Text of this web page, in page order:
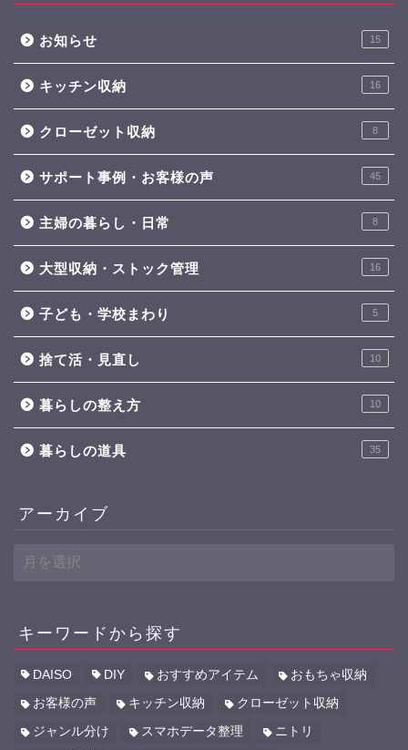
お知らせ 15
キッチン収納 16
クローゼット収納 8
サポート事例・お客様の声 45
主婦の暮らし・日常 8
大型収納・ストック管理 16
子ども・学校まわり 5
捨て活・見直し 10
暮らしの整え方 10
暮らしの道具 35
アーカイブ
ア
ー
ブ
キーワードから探す
DAISO DIY おすすめアイテム おもちゃ収納
お客様の声 キッチン収納 クローゼット収納
ジャンル分け スマホデータ整理 ニトリ